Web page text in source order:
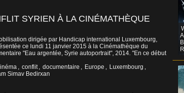
SYRIEN À LA CINÉMATHÈQUE
dirigée par Handicap international Luxembourg,
ce lundi 11 janvier 2015 à la Cinémathèque du
"Eau argentée, Syrie autoportrait", 2014. "En ce début
, conflit , documentaire , Europe , Luxembourg ,
Simav Bedirxan